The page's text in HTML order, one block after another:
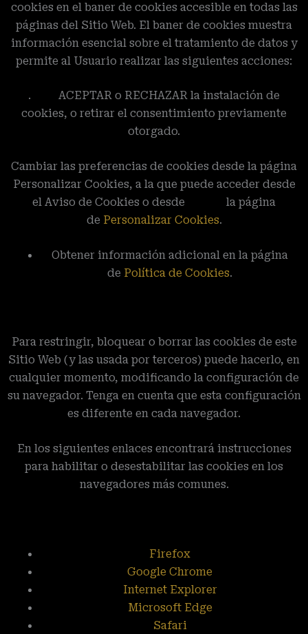
cookies en el baner de cookies accesible en todas las
páginas del Sitio Web. El baner de cookies muestra
información esencial sobre el tratamiento de datos y
permite al Usuario realizar las siguientes acciones:
. ACEPTAR o RECHAZAR la instalación de
cookies, o retirar el consentimiento previamente
otorgado.
Cambiar las preferencias de cookies desde la página
Personalizar Cookies, a la que puede acceder desde
el Aviso de Cookies o desde la página
de Personalizar Cookies.
Obtener información adicional en la página
de Política de Cookies.
Para restringir, bloquear o borrar las cookies de este
Sitio Web (y las usada por terceros) puede hacerlo, en
cualquier momento, modificando la configuración de
su navegador. Tenga en cuenta que esta configuración
es diferente en cada navegador.
En los siguientes enlaces encontrará instrucciones
para habilitar o desestabilitar las cookies en los
navegadores más comunes.
Firefox
Google Chrome
Internet Explorer
Microsoft Edge
Safari